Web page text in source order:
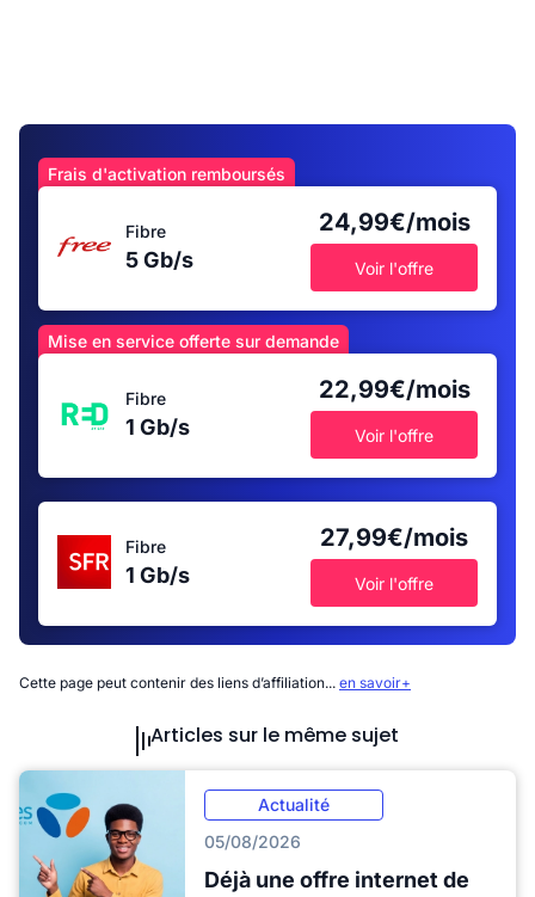
Frais d'activation remboursés
Fibre
5 Gb/s
24,99€/mois
Voir l'offre
Mise en service offerte sur demande
Fibre
1 Gb/s
22,99€/mois
Voir l'offre
Fibre
1 Gb/s
27,99€/mois
Voir l'offre
Cette page peut contenir des liens d’affiliation... en savoir+
Articles sur le même sujet
Actualité
05/08/2026
Déjà une offre internet de